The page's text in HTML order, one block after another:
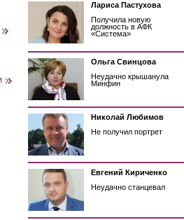
Лариса Пастухова
Получила новую
должность в АФК
«Система»
Ольга Свинцова
Неудачно крышанула
Минфин
Николай Любимов
Не получил портрет
Евгений Кириченко
Неудачно станцевал